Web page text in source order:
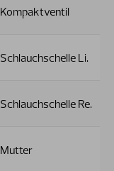
Kompaktventil
Schlauchschelle Li.
Schlauchschelle Re.
Mutter